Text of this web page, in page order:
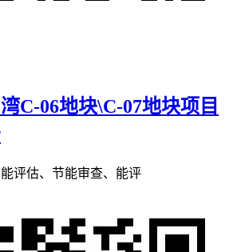
C-06地块\C-07地块项目
评估、节能审查、能评